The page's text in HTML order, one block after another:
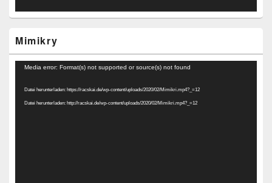
Mimikry
Video-
Media error: Format(s) not supported or source(s) not found
Datei herunterladen: https://racskai.de/wp-content/uploads/2020/02/Mimikri.mp4?_=12
Datei herunterladen: http://racskai.de/wp-content/uploads/2020/02/Mimikri.mp4?_=12